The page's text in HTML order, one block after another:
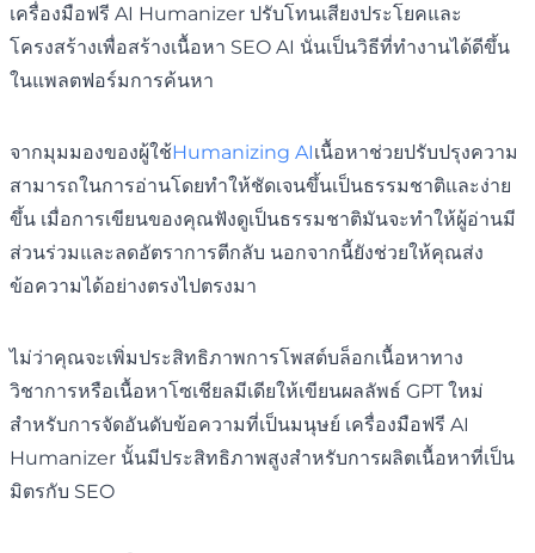
เครื่องมือฟรี AI Humanizer ปรับโทนเสียงประโยคและ
โครงสร้างเพื่อสร้างเนื้อหา SEO AI นั่นเป็นวิธีที่ทำงานได้ดีขึ้น
ในแพลตฟอร์มการค้นหา
จากมุมมองของผู้ใช้Humanizing AIเนื้อหาช่วยปรับปรุงความ
สามารถในการอ่านโดยทำให้ชัดเจนขึ้นเป็นธรรมชาติและง่าย
ขึ้น เมื่อการเขียนของคุณฟังดูเป็นธรรมชาติมันจะทำให้ผู้อ่านมี
ส่วนร่วมและลดอัตราการตีกลับ นอกจากนี้ยังช่วยให้คุณส่ง
ข้อความได้อย่างตรงไปตรงมา
ไม่ว่าคุณจะเพิ่มประสิทธิภาพการโพสต์บล็อกเนื้อหาทาง
วิชาการหรือเนื้อหาโซเชียลมีเดียให้เขียนผลลัพธ์ GPT ใหม่
สำหรับการจัดอันดับข้อความที่เป็นมนุษย์ เครื่องมือฟรี AI
Humanizer นั้นมีประสิทธิภาพสูงสำหรับการผลิตเนื้อหาที่เป็น
มิตรกับ SEO